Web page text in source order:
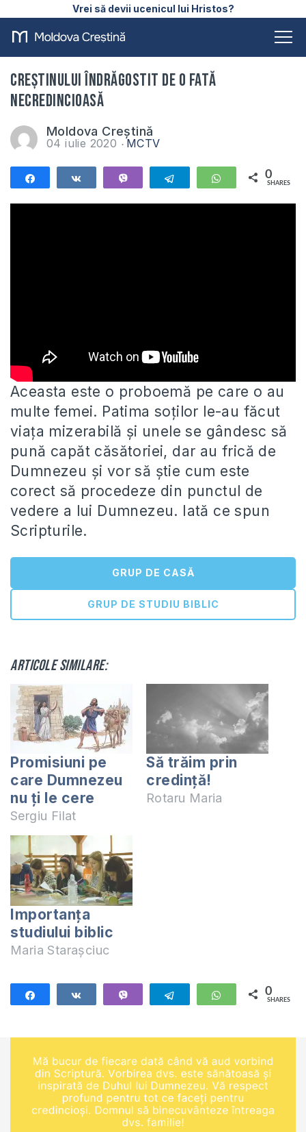
Vrei să devii ucenicul lui Hristos?
Creștinului îndrăgostit de o fată
necredincioasă
Moldova Creștină
04 iulie 2020 MCTV
Telegram WhatsApp
0
SHARES
Aceasta este o proboemă pe care o au
multe femei. Patima soților le-au făcut
viața mizerabilă și unele se gândesc să
pună capăt căsătoriei, dar au frică de
Dumnezeu și vor să știe cum este
corect să procedeze din punctul de
vedere a lui Dumnezeu. Iată ce spun
Scripturile.
GRUP DE CASĂ
GRUP DE STUDIU BIBLIC
Articole similare:
Promisiuni pe
care Dumnezeu
nu ți le cere
Sergiu Filat
Să trăim prin
credință!
Rotaru Maria
Importanța
studiului biblic
Maria Starașciuc
Telegram WhatsApp
0
SHARES